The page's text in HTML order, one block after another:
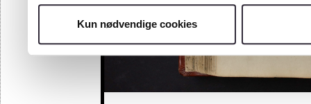
Kun nødvendige cookies